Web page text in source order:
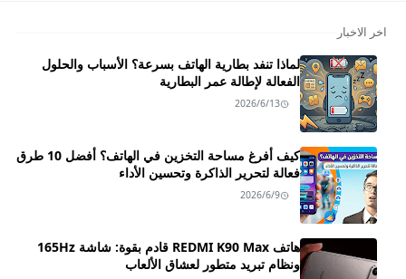
اخر الاخبار
لماذا تنفد بطارية الهاتف بسرعة؟ الأسباب والحلول
الفعالة لإطالة عمر البطارية
2026/6/13
كيف أفرغ مساحة التخزين في الهاتف؟ أفضل 10 طرق
فعالة لتحرير الذاكرة وتحسين الأداء
2026/6/9
هاتف REDMI K90 Max قادم بقوة: شاشة 165Hz
ونظام تبريد متطور لعشاق الألعاب